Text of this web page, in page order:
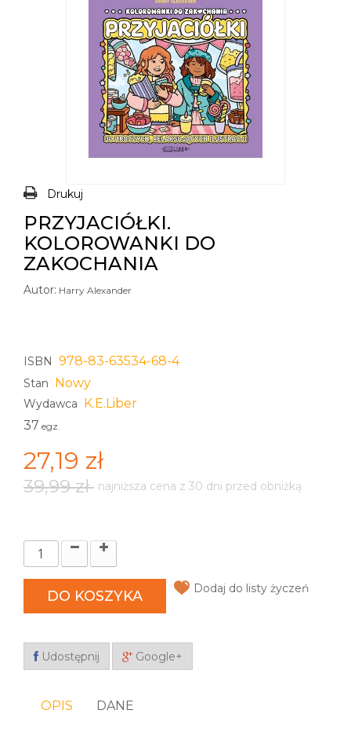
Drukuj
PRZYJACIÓŁKI.
KOLOROWANKI DO
ZAKOCHANIA
Autor: Harry Alexander
ISBN 978-83-63534-68-4
Stan Nowy
Wydawca K.E.Liber
37 egz.
27,19 zł
39,99 zł najniższa cena z 30 dni przed obniżką
DO KOSZYKA Dodaj do listy życzeń
Udostępnij Google+
OPIS DANE